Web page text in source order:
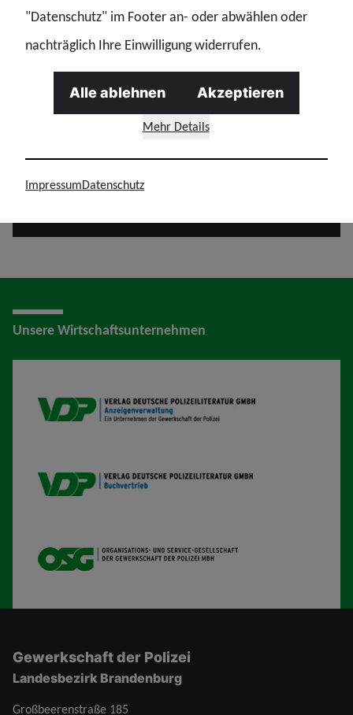
Ja, ich habe die Hinweise
, wie die GdP mit
meinen personenbezogenen Daten umgeht, zu
welchen weiteren Zwecken meine Daten verarbeitet
werden, die Rechtsgrundlagen der Verarbeitung
Unsere Wirtschaftsunternehmen
VDP AV
VDP B
OSG
Gewerkschaft der Polizei
Landesbezirk Brandenburg
Großbeerenstraße 185
"Datenschutz" im Footer an- oder abwählen oder
nachträglich Ihre Einwilligung widerrufen.
Mehr Details
Alle ablehnen Akzeptieren
ImpressumDatenschutz